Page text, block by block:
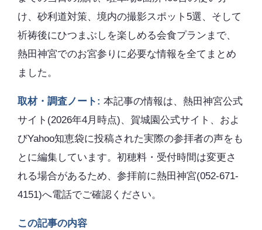
け、砂利道対策、境内の撮影スポット5選、そして
祈祷後にひつまぶしを楽しめる会食プランまで、
熱田神宮でのお宮参りに必要な情報を全てまとめ
ました。
取材・調査ノート: 本記事の情報は、熱田神宮公式
サイト(2026年4月時点)、賀城園公式サイト、およ
びYahoo知恵袋に投稿された実際の参拝者の声をも
とに編集しています。初穂料・受付時間は変更さ
れる場合があるため、参拝前に熱田神宮(052-671-
4151)へ電話でご確認ください。
この記事の内容